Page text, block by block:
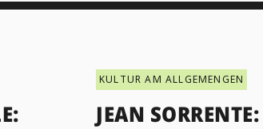
KULTUR AM ALLGEMENGEN
JEAN SORRENTE: